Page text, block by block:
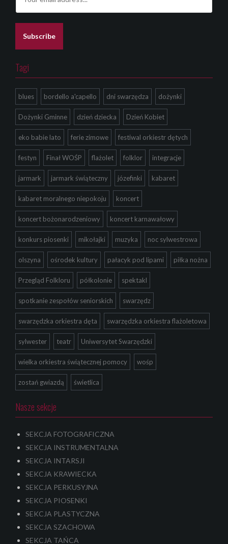
a
i
Subscribe
Tagi
blues bordello a'capello dni swarzędza dożynki
Dożynki Gminne dzień dziecka Dzień Kobiet
eko babie lato ferie zimowe festiwal orkiestr dętych
festyn Finał WOŚP flażolet folklor integracje
jarmark jarmark świąteczny józefinki kabaret
kabaret moralnego niepokoju koncert
koncert bożonarodzeniowy koncert karnawałowy
konkurs piosenki mikołajki muzyka noc sylwestrowa
olszyna ośrodek kultury pałacyk pod lipami piłka nożna
Przegląd Folkloru półkolonie spektakl
spotkanie zespołów seniorskich swarzędz
swarzędzka orkiestra dęta swarzędzka orkiestra flażoletowa
sylwester teatr Uniwersytet Swarzędzki
wielka orkiestra świątecznej pomocy wośp
zostań gwiazdą świetlica
Nasze sekcje
SEKCJA FOTOGRAFICZNA
SEKCJA INSTRUMENTALNA
SEKCJA INTARSJI
SEKCJA KRAWIECKA
SEKCJA PERKUSYJNA
SEKCJA PIOSENKI
SEKCJA PLASTYCZNA
SEKCJA SZACHOWA
SEKCJA TAŃCA